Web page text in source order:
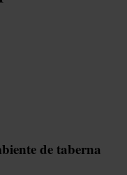
de taberna